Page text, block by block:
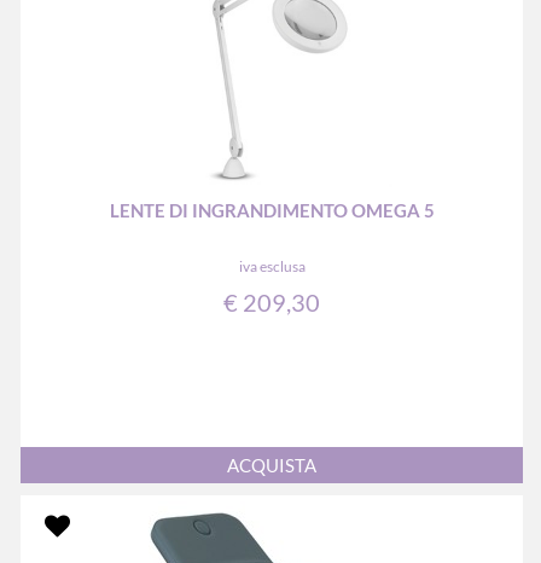
LENTE DI INGRANDIMENTO OMEGA 5
iva esclusa
€ 209,30
Quantità
ACQUISTA